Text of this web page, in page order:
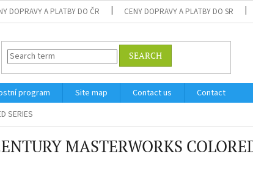
DOPRAVY A PLATBY DO ČR CENY DOPRAVY A PLATBY DO SR
SEARCH
program Site map Contact us
Contact
SERIES
MASTERWORKS